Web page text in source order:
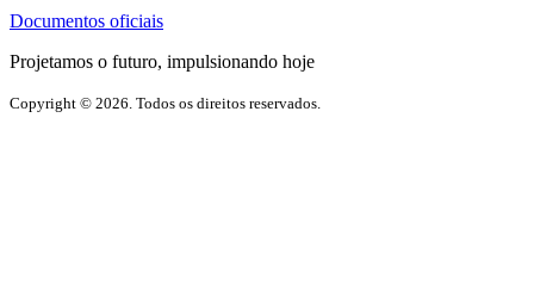
Documentos oficiais
Projetamos o futuro, impulsionando hoje
Copyright © 2026. Todos os direitos reservados.